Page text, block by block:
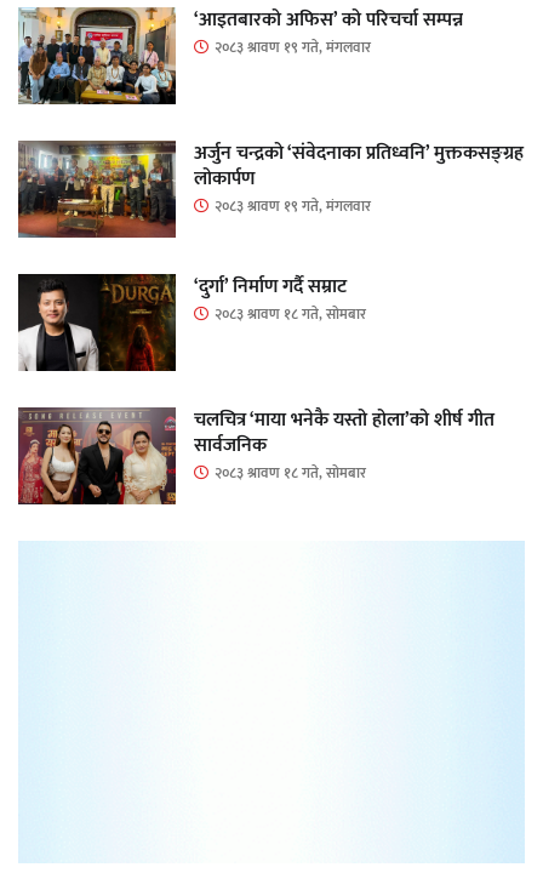
‘आइतबारको अफिस’ को परिचर्चा सम्पन्न
२०८३ श्रावण १९ गते, मंगलवार
अर्जुन चन्द्रको ‘संवेदनाका प्रतिध्वनि’ मुक्तकसङ्ग्रह
लोकार्पण
२०८३ श्रावण १९ गते, मंगलवार
‘दुर्गा’ निर्माण गर्दै सम्राट
२०८३ श्रावण १८ गते, सोमबार
चलचित्र ‘माया भनेकै यस्तो होला’को शीर्ष गीत
सार्वजनिक
२०८३ श्रावण १८ गते, सोमबार